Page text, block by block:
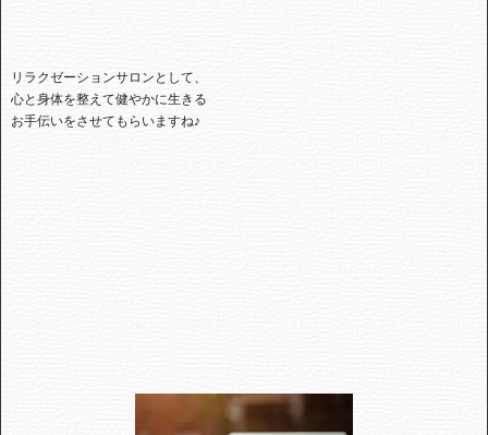
リラクゼーションサロンとして、
心と身体を整えて健やかに生きる
お手伝いをさせてもらいますね♪